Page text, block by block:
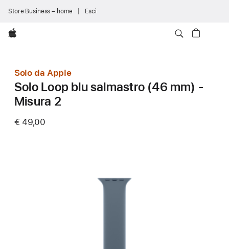
Store Business – home Esci
Apple
Solo da Apple
Solo Loop blu salmastro (46 mm) -
Misura 2
€ 49,00